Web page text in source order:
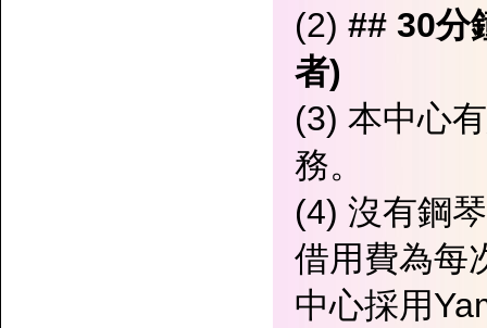
(2) ## 30分
者)
(3) 本中心
務。
(4) 沒有鋼
借用費為每
中心採用